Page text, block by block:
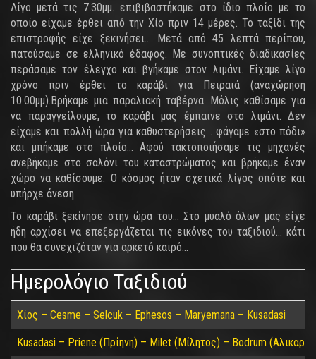
Λίγο μετά τις 7.30μμ. επιβιβαστήκαμε στο ίδιο πλοίο με το
οποίο είχαμε έρθει από την Χίο πριν 14 μέρες. Το ταξίδι της
επιστροφής είχε ξεκινήσει… Μετά από 45 λεπτά περίπου,
πατούσαμε σε ελληνικό έδαφος. Με συνοπτικές διαδικασίες
περάσαμε τον έλεγχο και βγήκαμε στον λιμάνι. Είχαμε λίγο
χρόνο πριν έρθει το καράβι για Πειραιά (αναχώρηση
10.00μμ).Βρήκαμε μια παραλιακή ταβέρνα. Μόλις καθίσαμε για
να παραγγείλουμε, το καράβι μας έμπαινε στο λιμάνι. Δεν
είχαμε και πολλή ώρα για καθυστερήσεις… φάγαμε «στο πόδι»
και μπήκαμε στο πλοίο… Αφού τακτοποιήσαμε τις μηχανές
ανεβήκαμε στο σαλόνι του καταστρώματος και βρήκαμε έναν
χώρο να καθίσουμε. Ο κόσμος ήταν σχετικά λίγος οπότε και
υπήρχε άνεση.
Το καράβι ξεκίνησε στην ώρα του… Στο μυαλό όλων μας είχε
ήδη αρχίσει να επεξεργάζεται τις εικόνες του ταξιδιού… κάτι
που θα συνεχιζόταν για αρκετό καιρό…
Ημερολόγιο Ταξιδιού
Χίος – Cesme – Selcuk – Ephesos – Maryemana – Kusadasi
Kusadasi – Priene (Πρίηνη) – Milet (Μίλητος) – Bodrum